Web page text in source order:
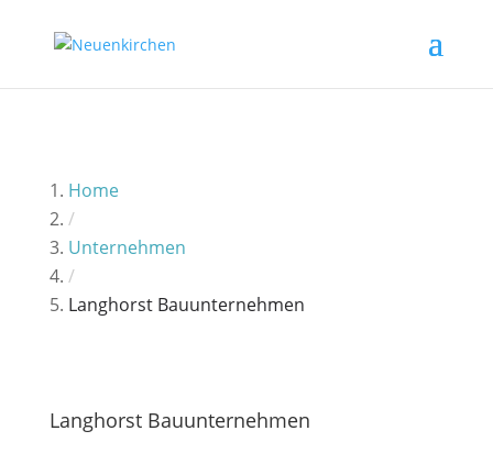
Home
/
Unternehmen
/
Langhorst Bauunternehmen
Langhorst Bauunternehmen